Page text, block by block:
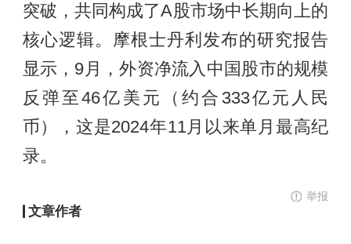
突破，共同构成了A股市场中长期向上的
核心逻辑。摩根士丹利发布的研究报告
显示，9月，外资净流入中国股市的规模
反弹至46亿美元（约合333亿元人民
币），这是2024年11月以来单月最高纪
录。
举报
文章作者